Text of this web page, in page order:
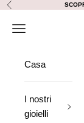
Vai al contenuto
Precedente
Aprire la
Casa
I nostri
gioielli